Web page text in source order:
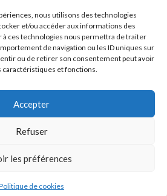
nous utilisons des technologies
et/ou accéder aux informations des
à ces technologies nous permettra de traiter
de navigation ou les ID uniques sur
ou de retirer son consentement peut avoir
et fonctions.
Accepter
Refuser
les préférences
de cookies
confidentialitéde ce site.